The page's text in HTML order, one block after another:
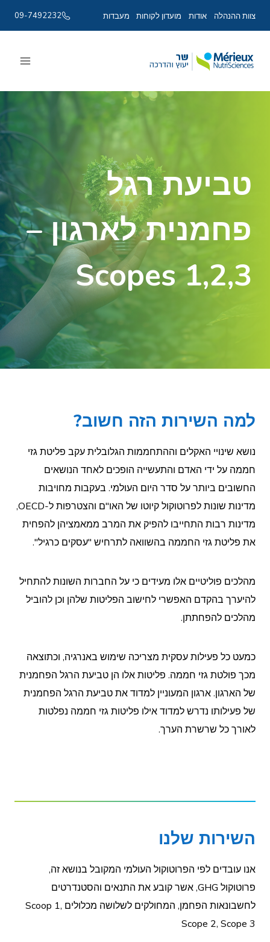
צוות ההנהלה אודות מועדון לקוחות מעבדות 09-7492232
content
טביעת רגל
פחמנית לארגון –
Scopes 1,2,3
למה השירות הזה חשוב?
נושא שינויי האקלים וההתחממות הגלובלית עקב פליטת גזי
חממה על ידי האדם והתעשייה הופכים לאחד הנושאים
החשובים ביותר על סדר היום העולמי. בעקבות מחויבות
מדינות שונות לפרוטוקול קיוטו של האו"ם והצטרפות ל-OECD,
מדינות רבות התחייבו להפיק את המרב ממאמציהן להפחית
את פליטת גזי החממה בהשוואה לתרחיש "עסקים כרגיל".
מהלכים פוליטיים אלו מעידים כי על החברות השונות להתחיל
להיערך בהקדם האפשרי לחישוב הפליטות שלהן וכן להוביל
מהלכים להפחתתן.
כמעט כל פעילות עסקית מצריכה שימוש באנרגיה, וכתוצאה
מכך פולטת גזי חממה. פליטות אלו הן טביעת הרגל הפחמנית
של הארגון. ארגון המעוניין למדוד את טביעת הרגל הפחמנית
של פעילותו נדרש למדוד אילו פליטות גזי חממה נפלטות
לאורך כל שרשרת הערך.
השירות שלנו
אנו עובדים לפי הפרוטוקול העולמי המקובל בנושא זה,
פרוטוקול GHG, אשר קובע את התנאים והסטנדרטים
לחשבונאות הפחמן, המחולקים לשלושה מכלולים Scoop 1,
Scope 2, Scope 3